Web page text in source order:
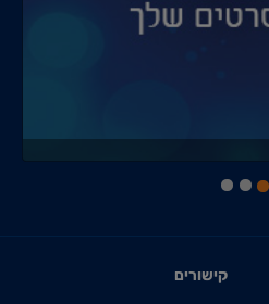
קישורים